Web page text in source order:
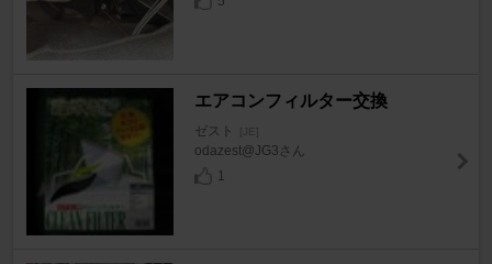
エアコンフィルター交換
ゼスト [JE]
odazest@JG3さん
1